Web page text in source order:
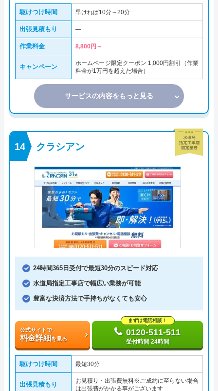
駆けつけ時間 早ければ10分～20分
出張見積もり ―
作業料金 8,800円～
キャンペーン
ホームページ限定クーポン 1,000円割引（作業
料金が1万円を超えた場合）
サービスの内容をもっと見る
クラシアン
24時間365日受付で最短30分のスピード対応
水道局指定工事店で幅広い業務が可能
豊富な決済方法で手持ちがなくても安心
公式サイトで
料金詳細を見る
まずは電話相談！
0120-511-511
受付時間 24時間
駆けつけ時間 最短30分
出張見積もり
お見積り・出張費無料※ご成約に至らない場合
は出張費がかかる事がございます